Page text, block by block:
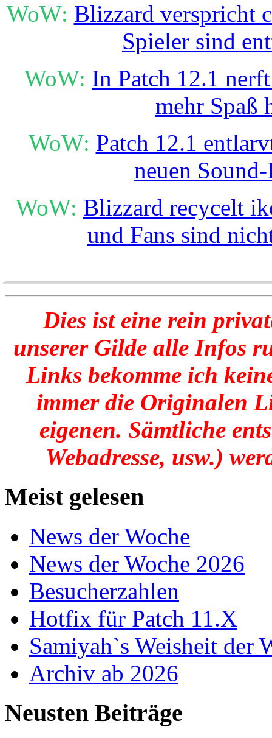
WoW: Blizzard verspricht
Spieler sind
WoW: In Patch 12.1
mehr Spaß
WoW: Patch 12.1
neuen
WoW: Blizzard recycelt
und Fans sind
Dies ist eine rein
unserer Gilde alle Infos
Links bekomme ich
immer die Originalen
eigenen. Sämtliche
Webadresse, usw.)
Meist gelesen
News der Woche
News der Woche 2026
Besucherzahlen
Hotfix für Patch 11.X
Samiyah`s Weisheit der
Archiv ab 2026
Neusten Beiträge